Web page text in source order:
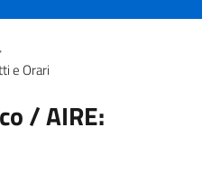
e Orari
/ AIRE: